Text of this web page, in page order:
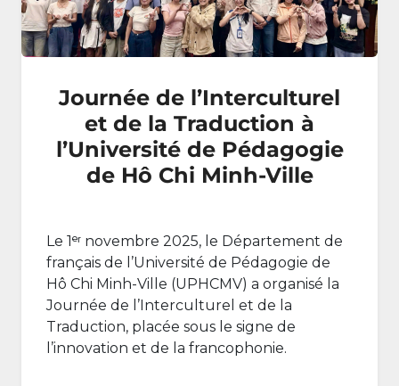
Journée de l’Interculturel
et de la Traduction à
l’Université de Pédagogie
de Hô Chi Minh-Ville
Le 1ᵉʳ novembre 2025, le Département de
français de l’Université de Pédagogie de
Hô Chi Minh-Ville (UPHCMV) a organisé la
Journée de l’Interculturel et de la
Traduction, placée sous le signe de
l’innovation et de la francophonie.